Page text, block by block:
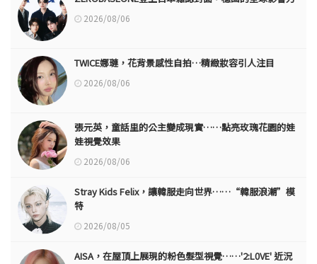
2026/08/06
TWICE娜璉，花背景感性自拍…精緻妝容引人注目
2026/08/06
張元英，童話里的公主變成現實……點亮玫瑰花園的娃
娃視覺效果
2026/08/06
Stray Kids Felix，讓韓服走向世界……“韓服浪潮”模
特
2026/08/05
AISA，在屋頂上展現的粉色髮型視覺……'2:L0VE' 近況